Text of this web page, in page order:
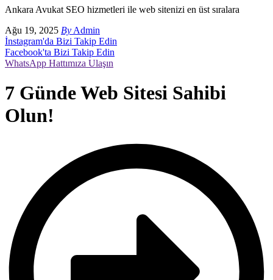
Ankara Avukat SEO hizmetleri ile web sitenizi en üst sıralara
Ağu 19, 2025 By Admin
İnstagram'da Bizi Takip Edin
Facebook'ta Bizi Takip Edin
WhatsApp Hattımıza Ulaşın
7 Günde Web Sitesi Sahibi
Olun!